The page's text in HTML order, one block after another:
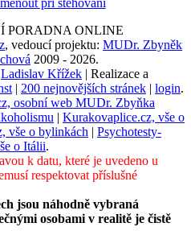
PORADNA ONLINE
, vedoucí projektu: MUDr. Zbyněk
2009 - 2026.
Ladislav Křížek | Realizace a
| 200 nejnovějších stránek | login.
osobní web MUDr. Zbyňka
| Kurakovaplice.cz, vše o
vše o bylinkách | Psychotesty-
o Itálii.
k datu, které je uvedeno u
respektovat příslušné
jsou náhodně vybraná
osobami v realitě je čistě